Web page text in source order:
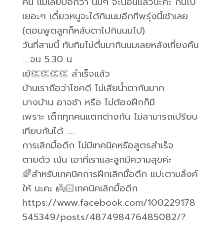
เยอะๆ เดี๋ยวหนูจะได้กินนมอีกทีพรุ่งนี้เช้าเลย
(ตอนพูดลูกก็หลับตาไปกินนมไป)
วันที่สามนี้ ทับทิมไม่ตื่นมากินนมเลยหลังเที่ยงคืน
….จน 5.30 น
เย้👏👏👏👏 สำเร็จแล้ว
บ้านเราถือว่าโชคดี ไม่เสียน้ำตากันมาก
บางบ้าน อาจช้า หรือ ไม่ต้องฝึกก็มี
เพราะ เด็กทุกคนแตกต่างกัน ไม่สามารถเปรียบ
เทียบกันได้ ….
การเลิกมื้อดึก ไม่มีเทคนิคหรือสูตรสำเร็จ
ตายตัว เน้น เอาที่เราและลูกมีความสุขค่ะ
🌈สำหรับเทคนิคการฝึกเลิกมื้อดึก แปะตามลิ้งค์
ให้ นะคะ 👼🏻เทคนิคเลิกมื้อดึก
https://www.facebook.com/100229178
545349/posts/487498476485082/?